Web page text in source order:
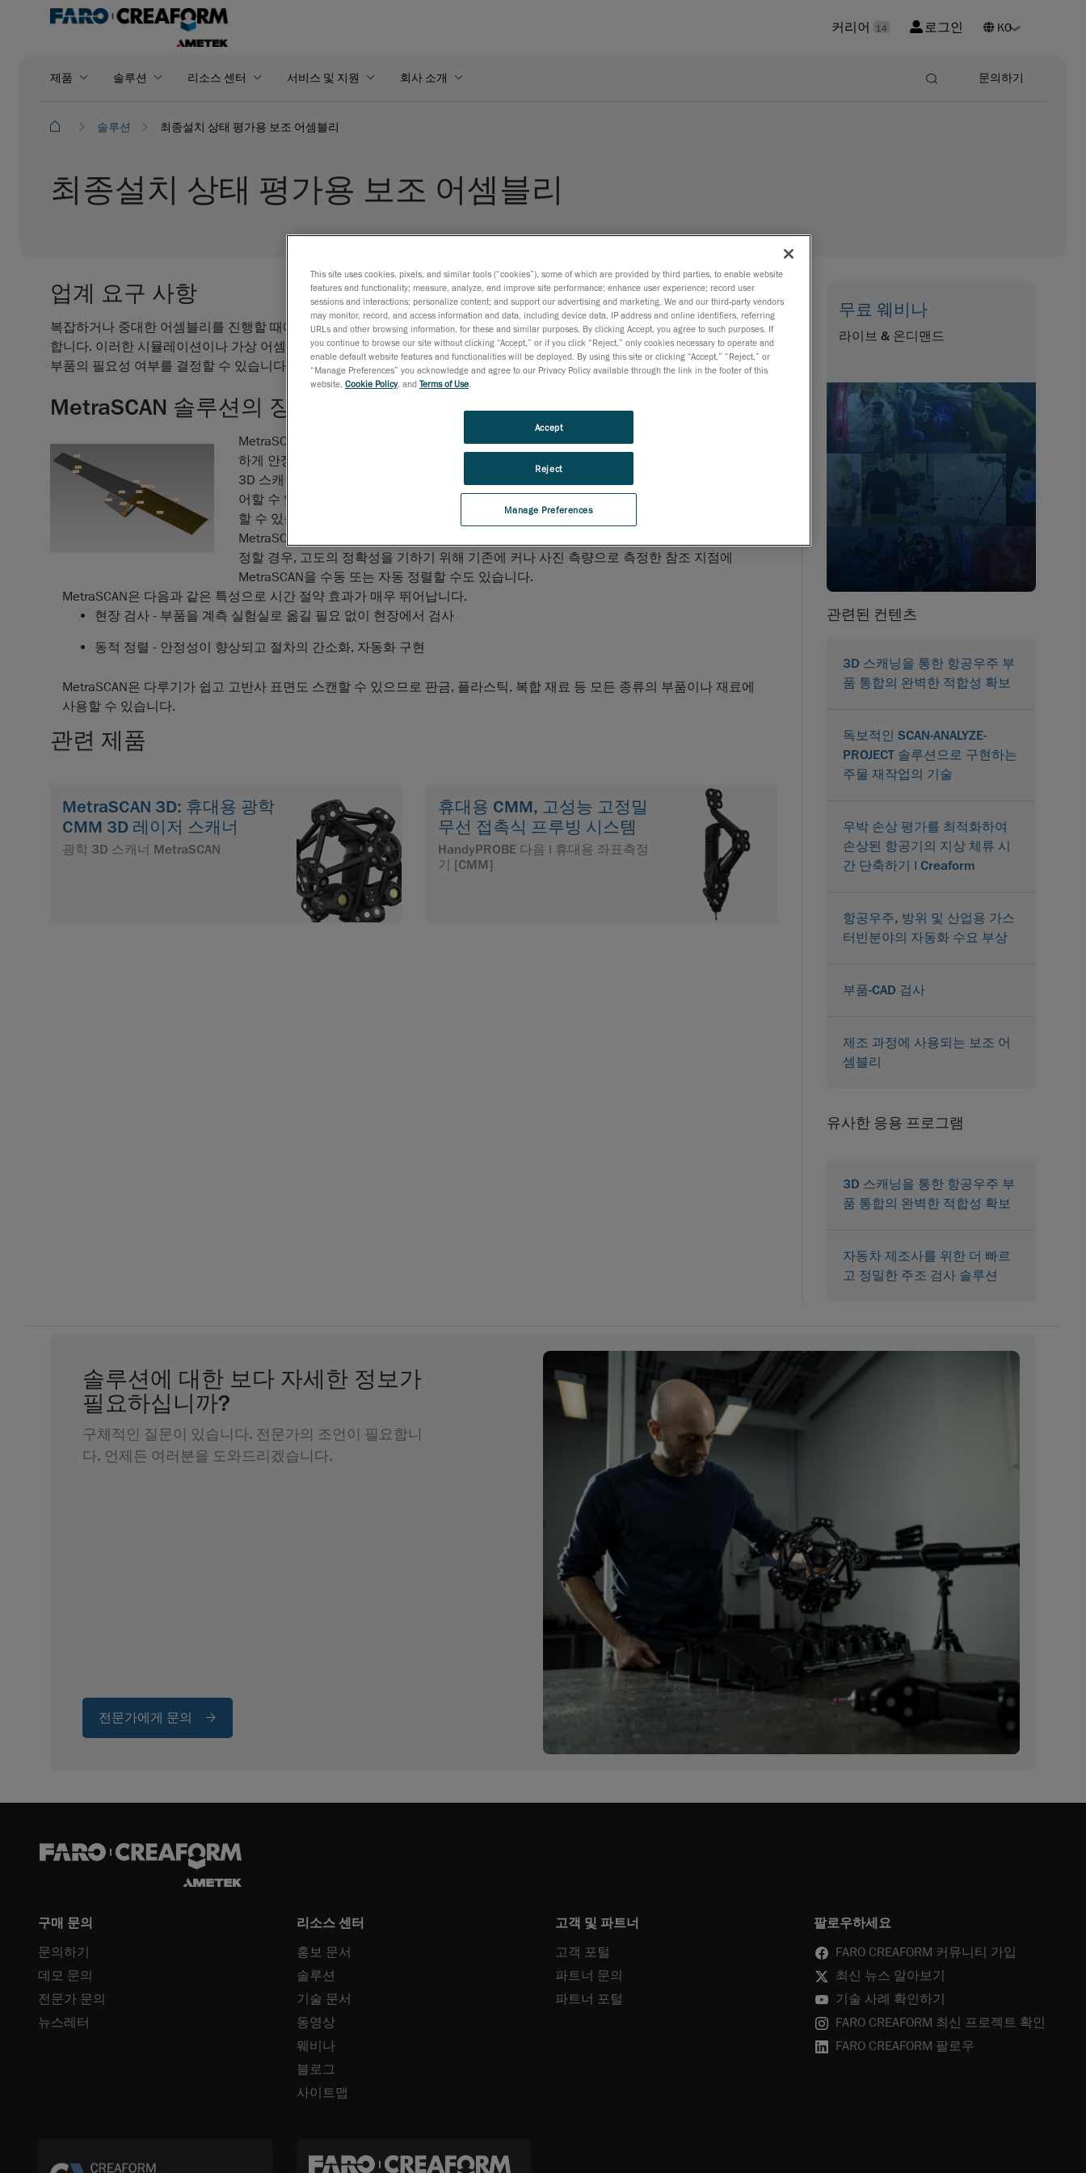
커리어 14 로그인
제품 솔루션 리소스 센터 서비스 및 지원 회사 소개 문의하기
솔루션 최종설치 상태 평가용 보조 어셈블리
최종설치 상태 평가용 보조 어셈블리
업계 요구 사항
복잡하거나 중대한 어셈블리를 진행할 때에는 충분한 시뮬레이션을 수행하기 위해 반드시 각 부품의 "최종설치" 상태를 평가해야
합니다. 이러한 시뮬레이션이나 가상 어셈블리 작업을 통해 설계를 적절히 조정하거나 어셈블리 위치를 미리 계산하고, 새 조정
부품의 필요성 여부를 결정할 수 있습니다.
MetraSCAN 솔루션의 장점
MetraSCAN의
기능을 활용하면 현장의 모든 영역에서 3D 스캐닝을 더 간단
하게 안정적으로 수행할 수 있습니다.
3D 스캐너와 접촉식 프로브를 함께 사용하면 기하학적 요소와 자유형 요소를
어할 수 있습니다. 세밀한 컬러 매핑 보고서가 빠르게 생성되므로 실제 부품의 차원 특성을 파악
할 수 있습니다.
MetraSCAN의
정할 경우, 고도의 정확성을 기하기 위해 기존에 커나 사진 측량으로 측정한 참조 지점에
MetraSCAN을 수동 또는 자동 정렬할 수도 있습니다.
MetraSCAN은 다음과 같은 특성으로 시간 절약 효과가 매우 뛰어납니다.
현장 검사 - 부품을 계측 실험실로 옮길 필요 없이 현장에서 검사
동적 정렬 - 안정성이 향상되고 절차의 간소화, 자동화 구현
MetraSCAN은 다루기가 쉽고 고반사 표면도 스캔할 수 있으므로 판금, 플라스틱, 복합 재료 등 모든 종류의 부품이나 재료에
사용할 수 있습니다.
관련 제품
MetraSCAN 3D: 휴대용 광학
CMM 3D 레이저 스캐너
광학 3D 스캐너 MetraSCAN
휴대용 CMM, 고성능 고정밀
무선 접촉식 프루빙 시스템
HandyPROBE 다음 | 휴대용 좌표측정
기 [CMM]
무료 웨비나
라이브 & 온디맨드
관련된 컨텐츠
3D 스캐닝을 통한 항공우주 부
품 통합의 완벽한 적합성 확보
독보적인 SCAN-ANALYZE-
PROJECT 솔루션으로 구현하는
주물 재작업의 기술
우박 손상 평가를 최적화하여
손상된 항공기의 지상 체류 시
간 단축하기 | Creaform
항공우주, 방위 및 산업용 가스
터빈분야의 자동화 수요 부상
부품-CAD 검사
제조 과정에 사용되는 보조 어
셈블리
유사한 응용 프로그램
3D 스캐닝을 통한 항공우주 부
품 통합의 완벽한 적합성 확보
자동차 제조사를 위한 더 빠르
고 정밀한 주조 검사 솔루션
솔루션에 대한 보다 자세한 정보가
필요하십니까?
구체적인 질문이 있습니다. 전문가의 조언이 필요합니
다. 언제든 여러분을 도와드리겠습니다.
전문가에게 문의
구매 문의
문의하기
데모 문의
전문가 문의
뉴스레터
리소스 센터
홍보 문서
솔루션
기술 문서
동영상
웨비나
블로그
사이트맵
고객 및 파트너
고객 포털
파트너 문의
파트너 포털
팔로우하세요
FARO CREAFORM 커뮤니티 가입
최신 뉴스 알아보기
기술 사례 확인하기
FARO CREAFORM 최신 프로젝트 확인
FARO CREAFORM 팔로우
This site uses cookies, pixels, and similar tools (“cookies”), some of which are provided by third parties, to enable website
features and functionality; measure, analyze, and improve site performance; enhance user experience; record user
sessions and interactions; personalize content; and support our advertising and marketing. We and our third-party vendors
may monitor, record, and access information and data, including device data, IP address and online identifiers, referring
URLs and other browsing information, for these and similar purposes. By clicking Accept, you agree to such purposes. If
you continue to browse our site without clicking “Accept,” or if you click “Reject,” only cookies necessary to operate and
enable default website features and functionalities will be deployed. By using this site or clicking “Accept,” “Reject,” or
“Manage Preferences” you acknowledge and agree to our Privacy Policy available through the link in the footer of this
website, Cookie Policy, and Terms of Use
Manage Preferences
Reject
Accept